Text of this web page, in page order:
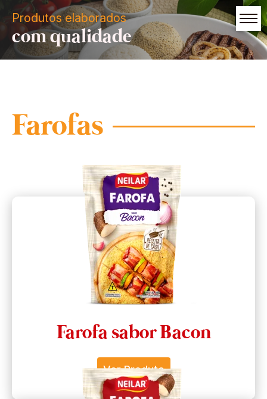
Produtos elaborados
com qualidade
Farofas
Farofa sabor Bacon
Ver Produto